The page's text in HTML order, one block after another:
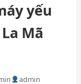
yếu
Mã
admin